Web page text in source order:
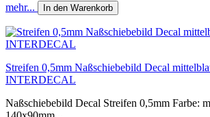
mehr... In den Warenkorb
Streifen 0,5mm Naßschiebebild Decal
INTERDECAL
Naßschiebebild Decal Streifen 0,5mm Farbe: